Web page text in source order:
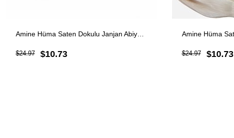
Amine Hüma Saten Dokulu Janjan Abiye Şal Açık Bordo
$10.73
$24.97 $10.73
$24.97